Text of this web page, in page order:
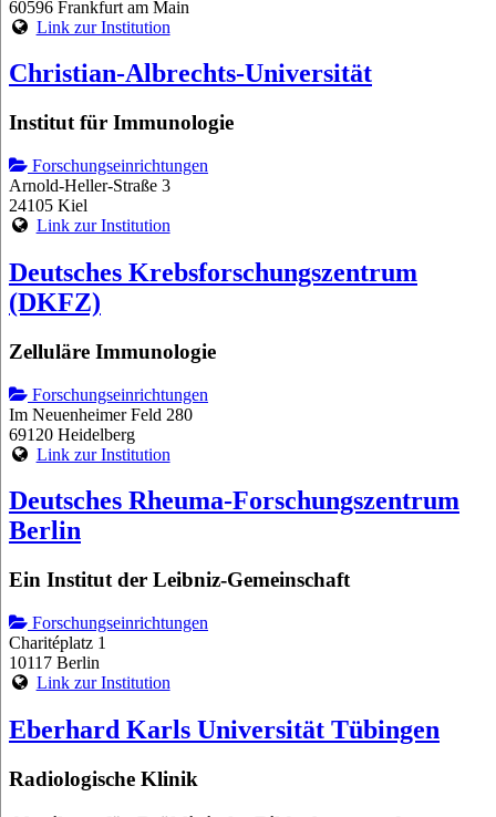
60596 Frankfurt am Main
Link zur Institution
Christian-Albrechts-Universität
Institut für Immunologie
Forschungseinrichtungen
Arnold-Heller-Straße 3
24105 Kiel
Link zur Institution
Deutsches Krebsforschungszentrum
(DKFZ)
Zelluläre Immunologie
Forschungseinrichtungen
Im Neuenheimer Feld 280
69120 Heidelberg
Link zur Institution
Deutsches Rheuma-Forschungszentrum
Berlin
Ein Institut der Leibniz-Gemeinschaft
Forschungseinrichtungen
Charitéplatz 1
10117 Berlin
Link zur Institution
Eberhard Karls Universität Tübingen
Radiologische Klinik